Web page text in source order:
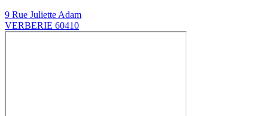
9 Rue Juliette Adam
VERBERIE 60410